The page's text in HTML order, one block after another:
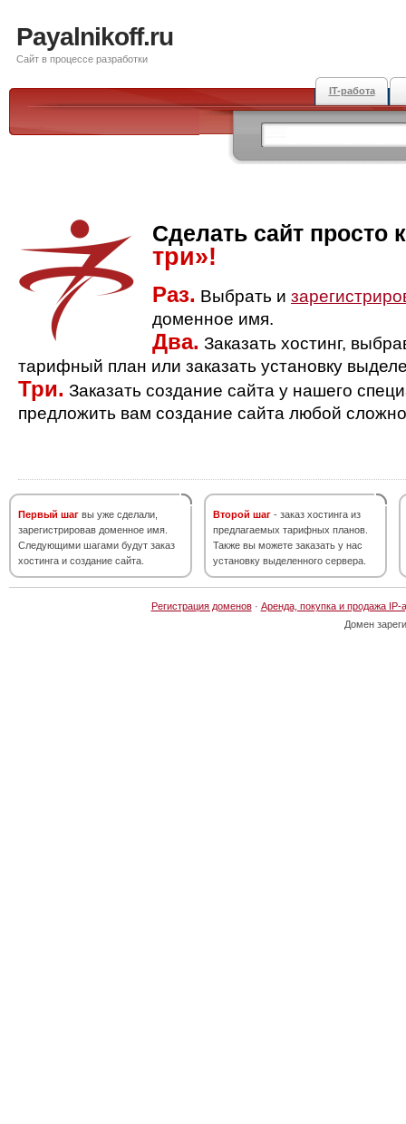
Payalnikoff.ru
Сайт в процессе разработки
IT-работа
Сделать сайт просто
три»!
Раз. Выбрать и
доменное имя.
Два. Заказать хостинг,
тарифный план или заказать установку
Три. Заказать создание сайта у нашего
предложить вам создание сайта любой
Первый шаг вы уже сделали,
зарегистрировав доменное имя.
Следующими шагами будут заказ
хостинга и создание сайта.
Второй шаг - заказ хостинга из
предлагаемых тарифных планов.
Также вы можете заказать у нас
установку выделенного сервера.
Регистрация доменов· Аренда, покупка и продажа IP-
Домен